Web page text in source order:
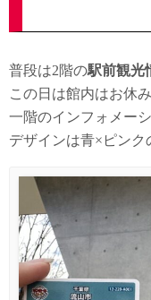
普段は2階の駅前観光
この日は館内はお休み
一階のインフォメー
デザインは青×ピンク